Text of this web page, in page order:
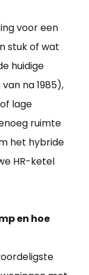
voor een
stuk of wat
huidige
na 1985),
lage
ruimte
het hybride
HR-ketel
en hoe